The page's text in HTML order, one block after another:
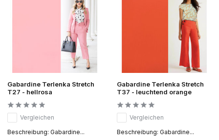
Gabardine Terlenka Stretch
T27 - hellrosa
Vergleichen
Beschreibung: Gabardine...
Gabardine Terlenka Stretch
T37 - leuchtend orange
Vergleichen
Beschreibung: Gabardine...